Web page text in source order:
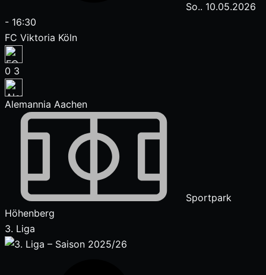
So.. 10.05.2026
- 16:30
FC Viktoria Köln
0 3
Alemannia Aachen
Sportpark
Höhenberg
3. Liga